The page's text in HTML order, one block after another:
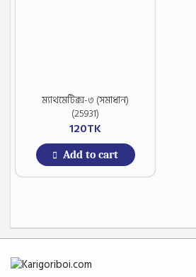
ম্যাথমেটিক্স-৩ (সমাধান)
(25931)
120TK
Add to cart